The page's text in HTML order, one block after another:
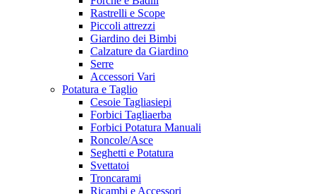
Rastrelli e Scope
Piccoli attrezzi
Giardino dei Bimbi
Calzature da Giardino
Serre
Accessori Vari
Potatura e Taglio
Cesoie Tagliasiepi
Forbici Tagliaerba
Forbici Potatura Manuali
Roncole/Asce
Seghetti e Potatura
Svettatoi
Troncarami
Ricambi e Accessori